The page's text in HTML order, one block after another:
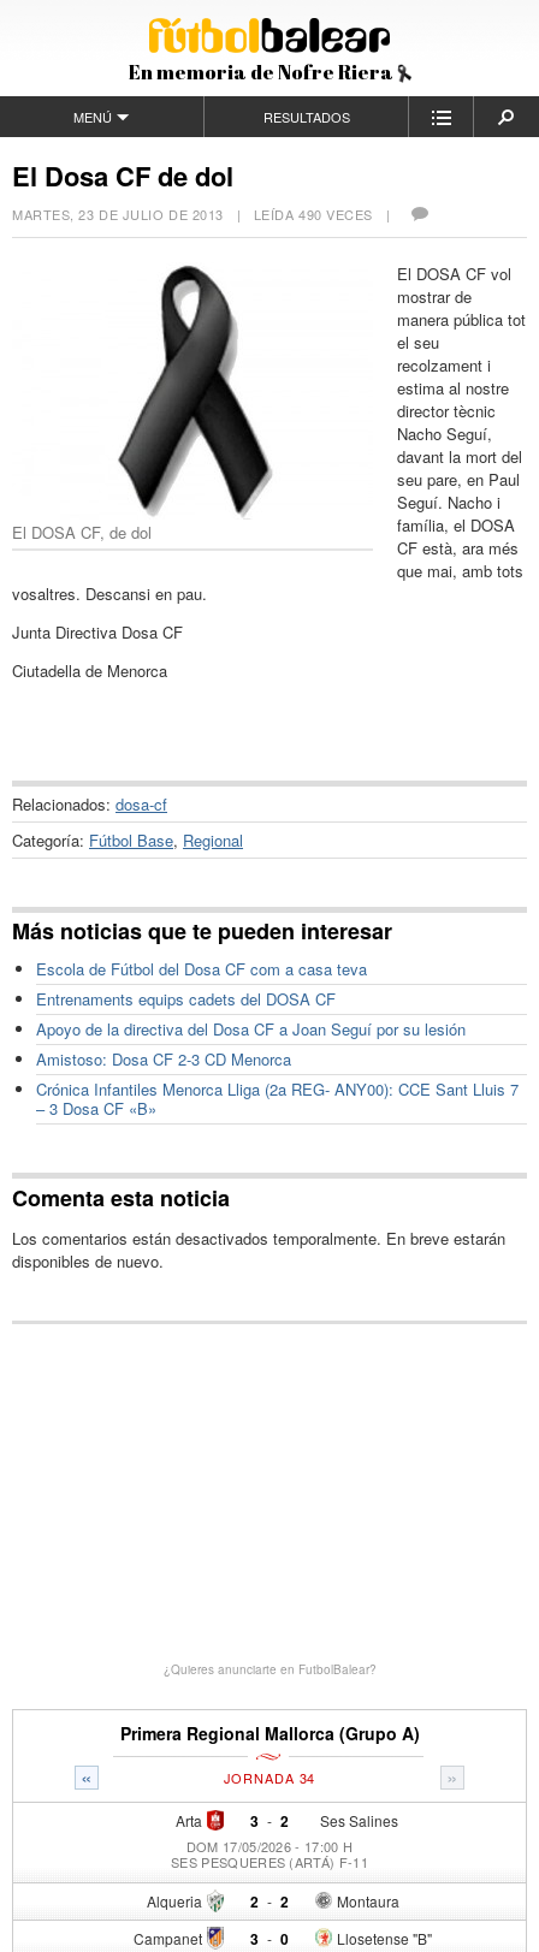
En memoria de Nofre Riera
MENÚ RESULTADOS
El Dosa CF de dol
MARTES, 23 DE JULIO DE 2013 | LEÍDA 490 VECES |
El DOSA CF, de dol
El DOSA CF vol
mostrar de
manera pública tot
el seu
recolzament i
estima al nostre
director tècnic
Nacho Seguí,
davant la mort del
seu pare, en Paul
Seguí. Nacho i
família, el DOSA
CF està, ara més
que mai, amb tots
vosaltres. Descansi en pau.
Junta Directiva Dosa CF
Ciutadella de Menorca
Relacionados: dosa-cf
Categoría: Fútbol Base, Regional
Más noticias que te pueden interesar
Escola de Fútbol del Dosa CF com a casa teva
Entrenaments equips cadets del DOSA CF
Apoyo de la directiva del Dosa CF a Joan Seguí por su lesión
Amistoso: Dosa CF 2-3 CD Menorca
Crónica Infantiles Menorca Lliga (2a REG- ANY00): CCE Sant Lluis 7
– 3 Dosa CF «B»
Comenta esta noticia
Los comentarios están desactivados temporalmente. En breve estarán
disponibles de nuevo.
¿Quieres anunciarte en FutbolBalear?
Primera Regional Mallorca (Grupo A)
« »
JORNADA 34
Arta 3 - Ses Salines
2
DOM 17/05/2026 - 17:00 H
SES PESQUERES (ARTÁ) F-11
Alqueria 2 - Montaura
2
Campanet 3 - Llosetense "B"
0